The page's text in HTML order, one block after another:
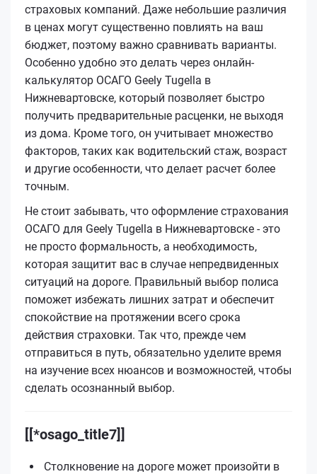
страховых компаний. Даже небольшие различия
в ценах могут существенно повлиять на ваш
бюджет, поэтому важно сравнивать варианты.
Особенно удобно это делать через онлайн-
калькулятор ОСАГО Geely Tugella в
Нижневартовске, который позволяет быстро
получить предварительные расценки, не выходя
из дома. Кроме того, он учитывает множество
факторов, таких как водительский стаж, возраст
и другие особенности, что делает расчет более
точным.
Не стоит забывать, что оформление страхования
ОСАГО для Geely Tugella в Нижневартовске - это
не просто формальность, а необходимость,
которая защитит вас в случае непредвиденных
ситуаций на дороге. Правильный выбор полиса
поможет избежать лишних затрат и обеспечит
спокойствие на протяжении всего срока
действия страховки. Так что, прежде чем
отправиться в путь, обязательно уделите время
на изучение всех нюансов и возможностей, чтобы
сделать осознанный выбор.
[[*osago_title7]]
Столкновение на дороге может произойти в